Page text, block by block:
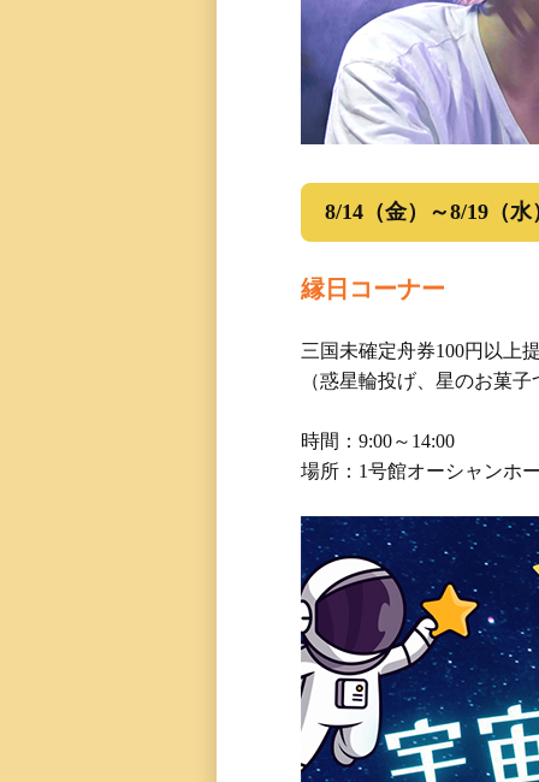
8/14（金）～8/19（水
縁日コーナー
三国未確定舟券100円以上
（惑星輪投げ、星のお菓
時間：9:00～14:00
場所：1号館オーシャンホ